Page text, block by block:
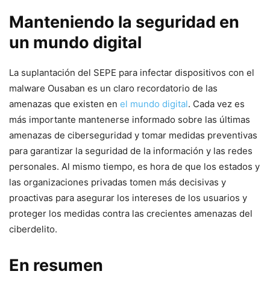
Manteniendo la seguridad en
un mundo digital
La⁢ suplantación del SEPE para infectar dispositivos con​ el
malware Ousaban ​es un claro recordatorio de las
amenazas‌ que​ existen en el mundo digital. Cada vez es
más importante mantenerse informado sobre las últimas
amenazas de ciberseguridad y tomar medidas preventivas
para garantizar la seguridad de la información y las redes
personales. Al mismo tiempo, es hora de que los estados y
las organizaciones ​privadas tomen más decisivas y
proactivas​ para asegurar ⁢los intereses de los usuarios ​y
proteger los ‌medidas contra las crecientes amenazas del
ciberdelito.
En resumen